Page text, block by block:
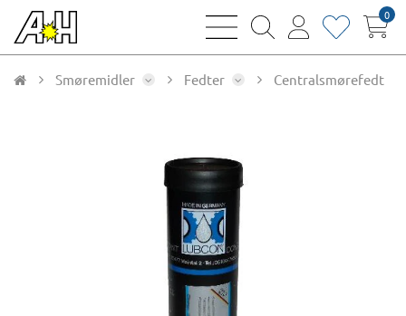
bars
magnifying
user
heart0
Smøremidler Fedter Centralsmørefedt